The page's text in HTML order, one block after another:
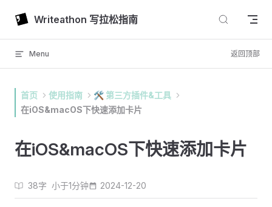
Skip to content
Writeathon 写拉松指南
Menu 返回顶部
首页 使用指南
🛠 第三方插件&工具
在iOS&macOS下快速添加卡片
在iOS&macOS下快速添加卡片
38字 小于1分钟 2024-12-20